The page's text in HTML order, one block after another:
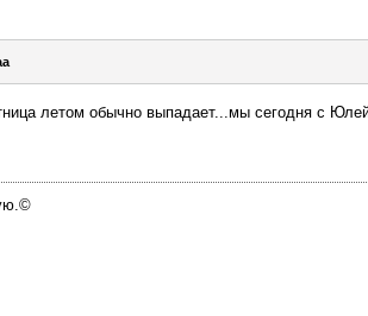
летом обычно выпадает...мы сегодня с